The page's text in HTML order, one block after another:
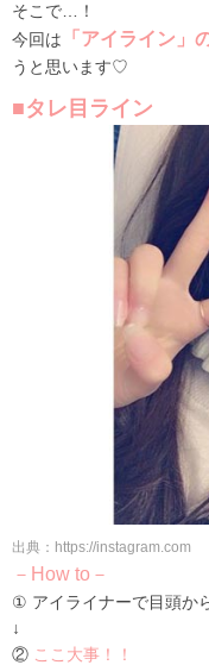
そこで…！
今回は 「アイライン」
うと思います♡
■タレ目ライン
出典：https://instagram.com
－How to－
① アイライナーで目頭か
↓
② ここ大事！！